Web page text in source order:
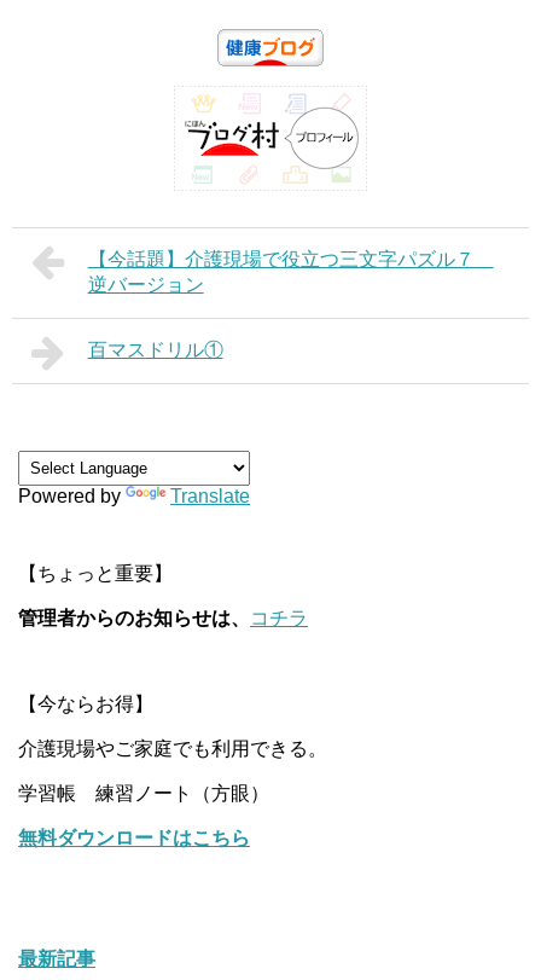
【今話題】介護現場で役立つ三文字パズル７
逆バージョン
百マスドリル①
Powered by Translate
【ちょっと重要】
管理者からのお知らせは、 コチラ
【今ならお得】
介護現場やご家庭でも利用できる。
学習帳 練習ノート（方眼）
無料ダウンロードはこちら
最新記事